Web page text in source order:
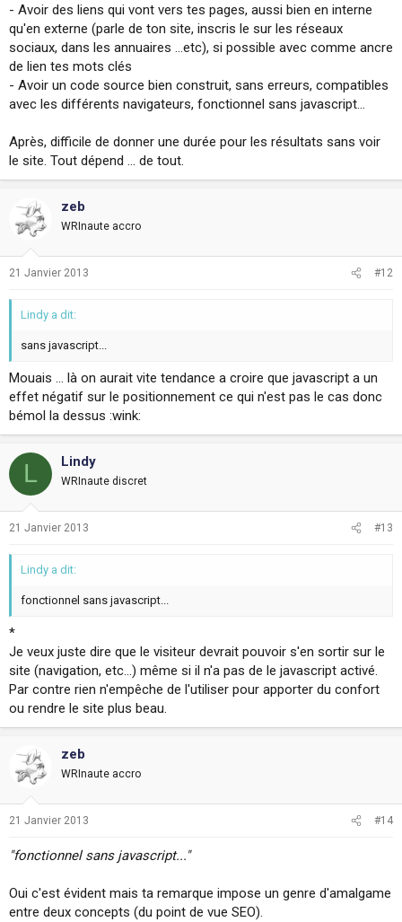
- Avoir des liens qui vont vers tes pages, aussi bien en interne
qu'en externe (parle de ton site, inscris le sur les réseaux
sociaux, dans les annuaires ...etc), si possible avec comme ancre
de lien tes mots clés
- Avoir un code source bien construit, sans erreurs, compatibles
avec les différents navigateurs, fonctionnel sans javascript...
Après, difficile de donner une durée pour les résultats sans voir
le site. Tout dépend ... de tout.
zeb
WRInaute accro
21 Janvier 2013 #12
Lindy a dit:
sans javascript...
Mouais ... là on aurait vite tendance a croire que javascript a un
effet négatif sur le positionnement ce qui n'est pas le cas donc
bémol la dessus :wink:
L Lindy
WRInaute discret
21 Janvier 2013 #13
Lindy a dit:
fonctionnel sans javascript...
*
Je veux juste dire que le visiteur devrait pouvoir s'en sortir sur le
site (navigation, etc...) même si il n'a pas de le javascript activé.
Par contre rien n'empêche de l'utiliser pour apporter du confort
ou rendre le site plus beau.
zeb
WRInaute accro
21 Janvier 2013 #14
"fonctionnel sans javascript..."
Oui c'est évident mais ta remarque impose un genre d'amalgame
entre deux concepts (du point de vue SEO).